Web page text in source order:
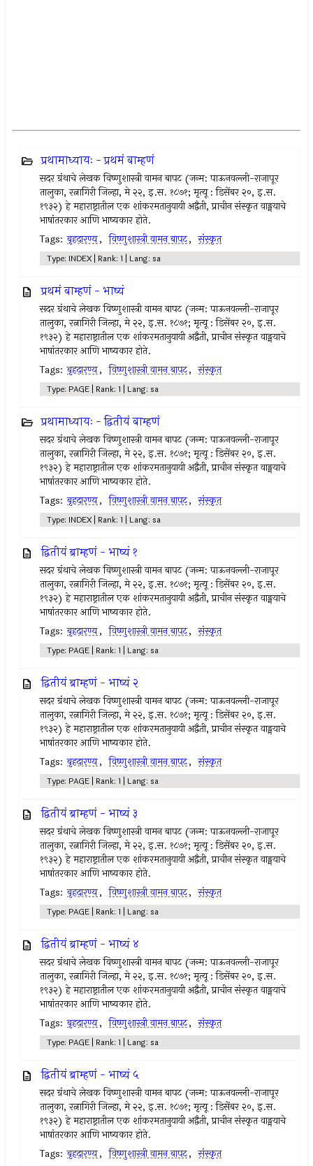
प्रथामाध्यायः - प्रथमं बाम्हणं
सदर ग्रंथाचे लेखक विष्णुशास्त्री वामन बापट (जन्म: पाऊनवल्ली-राजापूर
तालुका, रत्नागिरी जिल्हा, मे २२, इ.स. १८७१; मृत्यू : डिसेंबर २०, इ.स.
१९३२) हे महाराष्ट्रातील एक शांकरमतानुयायी अद्वैती, प्राचीन संस्कृत वाङ्मयाचे
भाषांतरकार आणि भाष्यकार होते.
Tags: बृहदारण्य, विष्णुशास्त्री वामन बापट, संस्कृत
Type: INDEX | Rank: 1 | Lang: sa
प्रथमं बाम्हणं - भाष्यं
सदर ग्रंथाचे लेखक विष्णुशास्त्री वामन बापट (जन्म: पाऊनवल्ली-राजापूर
तालुका, रत्नागिरी जिल्हा, मे २२, इ.स. १८७१; मृत्यू : डिसेंबर २०, इ.स.
१९३२) हे महाराष्ट्रातील एक शांकरमतानुयायी अद्वैती, प्राचीन संस्कृत वाङ्मयाचे
भाषांतरकार आणि भाष्यकार होते.
Tags: बृहदारण्य, विष्णुशास्त्री वामन बापट, संस्कृत
Type: PAGE | Rank: 1 | Lang: sa
प्रथामाध्यायः - द्वितीयं बाम्हणं
सदर ग्रंथाचे लेखक विष्णुशास्त्री वामन बापट (जन्म: पाऊनवल्ली-राजापूर
तालुका, रत्नागिरी जिल्हा, मे २२, इ.स. १८७१; मृत्यू : डिसेंबर २०, इ.स.
१९३२) हे महाराष्ट्रातील एक शांकरमतानुयायी अद्वैती, प्राचीन संस्कृत वाङ्मयाचे
भाषांतरकार आणि भाष्यकार होते.
Tags: बृहदारण्य, विष्णुशास्त्री वामन बापट, संस्कृत
Type: INDEX | Rank: 1 | Lang: sa
द्वितीयं ब्राम्हणं - भाष्यं १
सदर ग्रंथाचे लेखक विष्णुशास्त्री वामन बापट (जन्म: पाऊनवल्ली-राजापूर
तालुका, रत्नागिरी जिल्हा, मे २२, इ.स. १८७१; मृत्यू : डिसेंबर २०, इ.स.
१९३२) हे महाराष्ट्रातील एक शांकरमतानुयायी अद्वैती, प्राचीन संस्कृत वाङ्मयाचे
भाषांतरकार आणि भाष्यकार होते.
Tags: बृहदारण्य, विष्णुशास्त्री वामन बापट, संस्कृत
Type: PAGE | Rank: 1 | Lang: sa
द्वितीयं ब्राम्हणं - भाष्यं २
सदर ग्रंथाचे लेखक विष्णुशास्त्री वामन बापट (जन्म: पाऊनवल्ली-राजापूर
तालुका, रत्नागिरी जिल्हा, मे २२, इ.स. १८७१; मृत्यू : डिसेंबर २०, इ.स.
१९३२) हे महाराष्ट्रातील एक शांकरमतानुयायी अद्वैती, प्राचीन संस्कृत वाङ्मयाचे
भाषांतरकार आणि भाष्यकार होते.
Tags: बृहदारण्य, विष्णुशास्त्री वामन बापट, संस्कृत
Type: PAGE | Rank: 1 | Lang: sa
द्वितीयं ब्राम्हणं - भाष्यं ३
सदर ग्रंथाचे लेखक विष्णुशास्त्री वामन बापट (जन्म: पाऊनवल्ली-राजापूर
तालुका, रत्नागिरी जिल्हा, मे २२, इ.स. १८७१; मृत्यू : डिसेंबर २०, इ.स.
१९३२) हे महाराष्ट्रातील एक शांकरमतानुयायी अद्वैती, प्राचीन संस्कृत वाङ्मयाचे
भाषांतरकार आणि भाष्यकार होते.
Tags: बृहदारण्य, विष्णुशास्त्री वामन बापट, संस्कृत
Type: PAGE | Rank: 1 | Lang: sa
द्वितीयं ब्राम्हणं - भाष्यं ४
सदर ग्रंथाचे लेखक विष्णुशास्त्री वामन बापट (जन्म: पाऊनवल्ली-राजापूर
तालुका, रत्नागिरी जिल्हा, मे २२, इ.स. १८७१; मृत्यू : डिसेंबर २०, इ.स.
१९३२) हे महाराष्ट्रातील एक शांकरमतानुयायी अद्वैती, प्राचीन संस्कृत वाङ्मयाचे
भाषांतरकार आणि भाष्यकार होते.
Tags: बृहदारण्य, विष्णुशास्त्री वामन बापट, संस्कृत
Type: PAGE | Rank: 1 | Lang: sa
द्वितीयं ब्राम्हणं - भाष्यं ५
सदर ग्रंथाचे लेखक विष्णुशास्त्री वामन बापट (जन्म: पाऊनवल्ली-राजापूर
तालुका, रत्नागिरी जिल्हा, मे २२, इ.स. १८७१; मृत्यू : डिसेंबर २०, इ.स.
१९३२) हे महाराष्ट्रातील एक शांकरमतानुयायी अद्वैती, प्राचीन संस्कृत वाङ्मयाचे
भाषांतरकार आणि भाष्यकार होते.
Tags: बृहदारण्य, विष्णुशास्त्री वामन बापट, संस्कृत